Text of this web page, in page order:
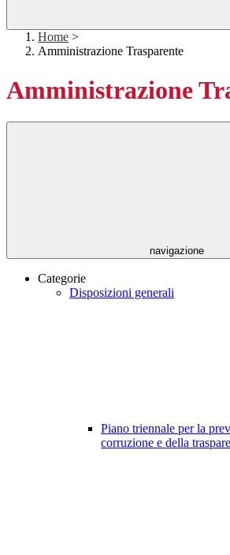
Home >
Amministrazione Trasparente
Amministrazione
navigazione
Categorie
Disposizioni generali
Piano triennale per la
corruzione e della